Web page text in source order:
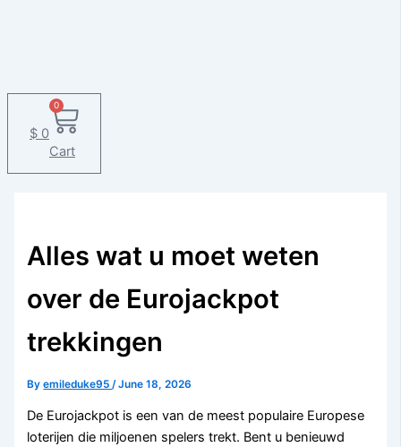
$ 0
0
Cart
Alles wat u moet weten
over de Eurojackpot
trekkingen
Byemileduke95 /June 18, 2026
De Eurojackpot is een van de meest populaire Europese
loterijen die miljoenen spelers trekt. Bent u benieuwd